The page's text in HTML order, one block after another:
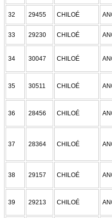
32 29455 CHILOÉ
33 29230 CHILOÉ
34 30047 CHILOÉ
35 30511 CHILOÉ
36 28456 CHILOÉ
37 28364 CHILOÉ
38 29157 CHILOÉ
39 29213 CHILOÉ